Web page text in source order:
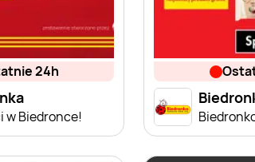
24h
w Biedronce!